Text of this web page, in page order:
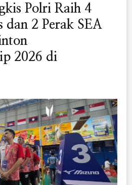
Polri Raih 4
dan 2 Perak SEA
2026 di